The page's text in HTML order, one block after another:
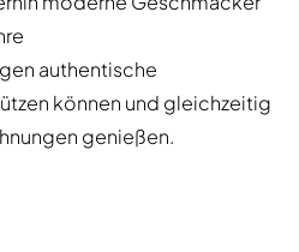
authentische
können und gleichzeitig
genießen.